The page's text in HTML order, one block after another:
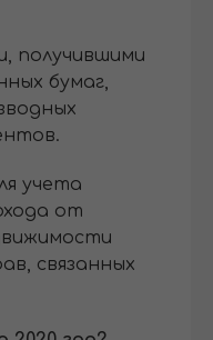
получившими
бумаг,
учета
от
связанных